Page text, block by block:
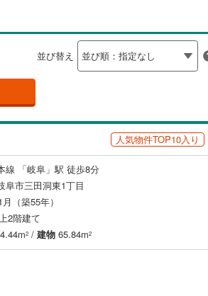
並び替え
人気物件TOP10入り
線 「岐阜」駅 徒歩8分
阜市三田洞東1丁目
（築55年）
2階建て
2 / 建物 65.84m2
三重
岡山 広島 山口
愛媛 高知
長崎
可児市(16)
飛騨市(0)
不破郡関ケ原町(0)
安八郡安八町
揖斐郡池田町
加茂郡八百津町(0)
上川手(2)
蔵前( 1)
洞(1)
三田洞
諏訪山(1)
ビルトインガレージ（0）
防犯カメラ（ 0）
バリアフリー住宅（0）
平屋・1階建て
保存した条件を見る
検索条件を保存する
マイページ
お気に入りリストを見る
閉じる
お気に入りリストを見る
閉じる